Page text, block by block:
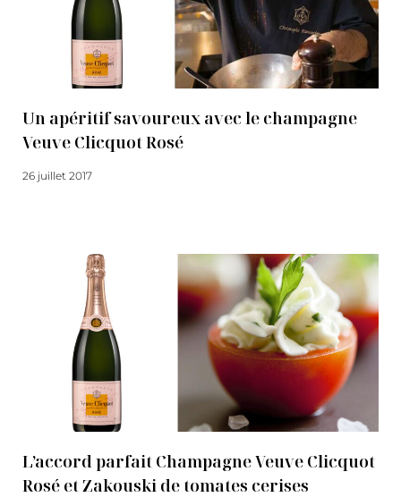
Un apéritif savoureux avec le champagne
Veuve Clicquot Rosé
26 juillet 2017
L’accord parfait Champagne Veuve Clicquot
Rosé et Zakouski de tomates cerises